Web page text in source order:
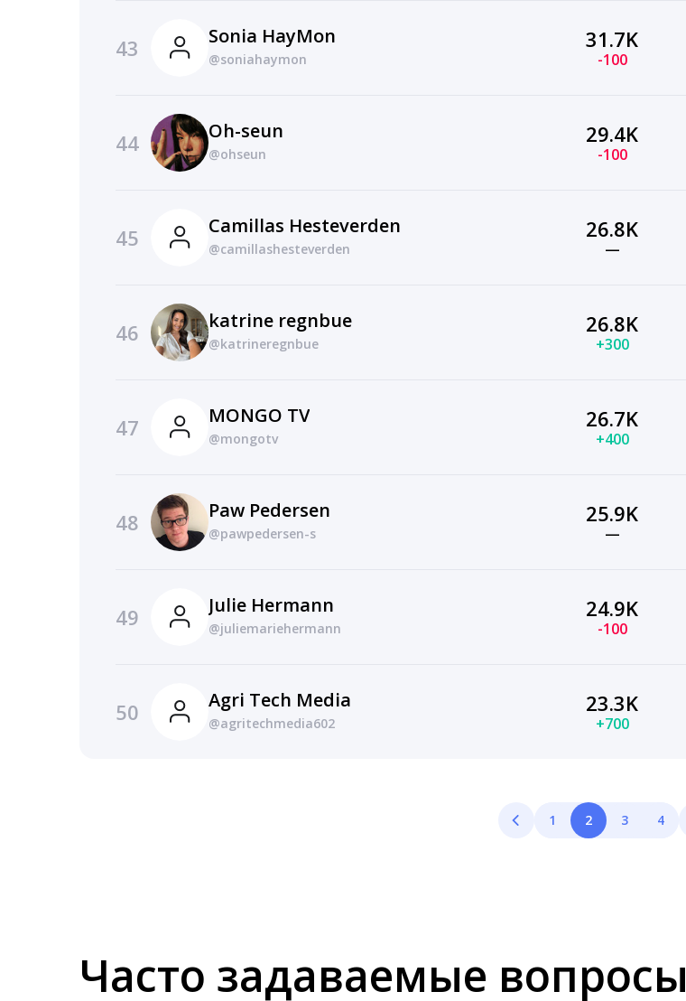
43 Sonia HayMon
@soniahaymon
31.7K
-100
44 Oh-seun
@ohseun
29.4K
-100
45 Camillas Hesteverden
@camillashesteverden
26.8K
—
46 katrine regnbue
@katrineregnbue
26.8K
+300
47 MONGO TV
@mongotv
26.7K
+400
48 Paw Pedersen
@pawpedersen-s
25.9K
—
49 Julie Hermann
@juliemariehermann
24.9K
-100
50 Agri Tech Media
@agritechmedia602
23.3K
+700
1 2 3 4
Часто задаваемые вопросы